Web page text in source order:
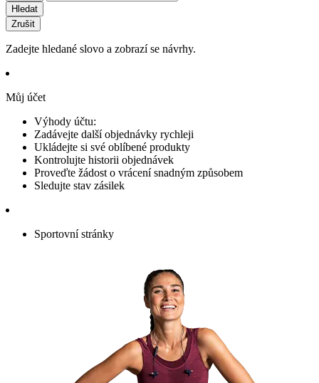
Hledat
Zrušit
Zadejte hledané slovo a zobrazí se návrhy.
Můj účet
Výhody účtu:
Zadávejte další objednávky rychleji
Ukládejte si své oblíbené produkty
Kontrolujte historii objednávek
Proveďte žádost o vrácení snadným způsobem
Sledujte stav zásilek
Sportovní stránky